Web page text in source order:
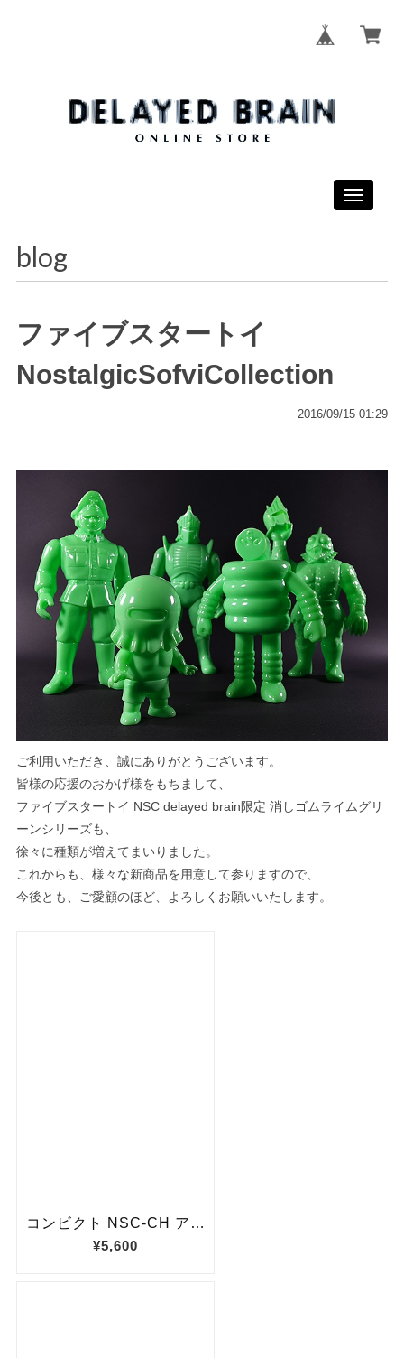
Toggle
blog
ファイブスタートイ
NostalgicSofviCollection
2016/09/15 01:29
ご利用いただき、誠にありがとうございます。
皆様の応援のおかげ様をもちまして、
ファイブスタートイ NSC delayed brain限定 消しゴムライムグリ
ーンシリーズも、
徐々に種類が増えてまいりました。
これからも、様々な新商品を用意して参りますので、
今後とも、ご愛顧のほど、よろしくお願いいたします。